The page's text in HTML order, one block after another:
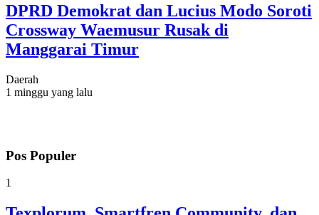
DPRD Demokrat dan Lucius Modo Soroti
Crossway Waemusur Rusak di
Manggarai Timur
Daerah
1 minggu yang lalu
Pos Populer
1